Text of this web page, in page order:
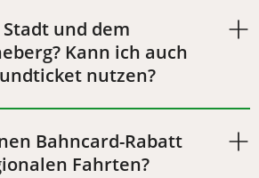
und dem
Kann ich auch
nutzen?
Bahncard-Rabatt
Fahrten?